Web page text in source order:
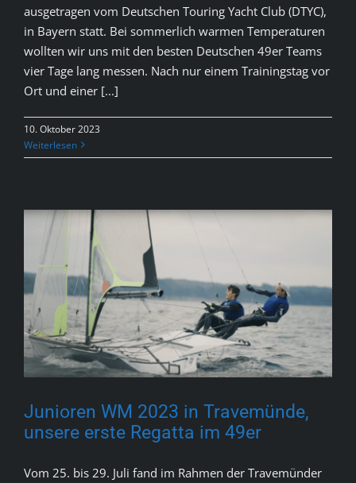
ausgetragen vom Deutschen Touring Yacht Club (DTYC),
in Bayern statt. Bei sommerlich warmen Temperaturen
wollten wir uns mit den besten Deutschen 49er Teams
vier Tage lang messen. Nach nur einem Trainingstag vor
Ort und einer [...]
10. Oktober 2023
Weiterlesen
Junioren WM 2023 in Travemünde,
unsere erste Regatta im 49er
Vom 25. bis 29. Juli fand im Rahmen der Travemünder